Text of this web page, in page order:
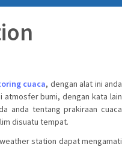
cuaca, dengan alat ini anda
bumi, dengan kata lain
anda tentang prakiraan cuaca
disuatu tempat.
station dapat mengamati